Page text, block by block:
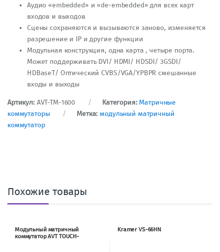
Аудио «embedded» и «de-embedded» для всех карт
входов и выходов
Сцены сохраняются и вызываются заново, изменяется
разрешение и IP и другие функции
Модульная конструкция, одна карта , четыре порта.
Может поддерживать DVI/ HDMI/ HDSDI/ 3GSDI/
HDBaseT/ Оптический CVBS/VGA/YPBPR смешанные
входы и выходы
Артикул: AVT-TM-1600 Категория: Матричные
коммутаторы
Метка:модульный матричный
коммутатор
Похожие товары
Модульный матричный
коммутатор AVT TOUCH-
Kramer VS-66HN